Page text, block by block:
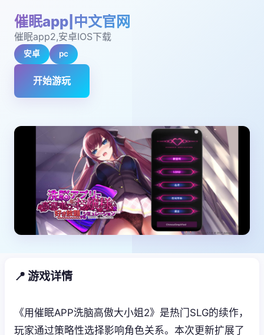
催眠app|中文官网
催眠app2,安卓IOS下载
安卓 pc
开始游玩
📍 游戏详情
《用催眠APP洗脑高傲大小姐2》是热门SLG的续作，
玩家通过策略性选择影响角色关系。本次更新扩展了